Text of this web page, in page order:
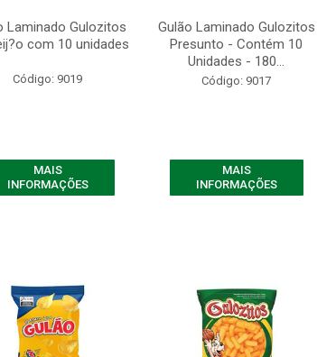
Laminado Gulozitos
com 10 unidades
Código: 9019
MAIS
INFORMAÇÕES
Gulão Laminado Gulozitos
Presunto - Contém 10
Unidades - 180...
Código: 9017
MAIS
INFORMAÇÕES